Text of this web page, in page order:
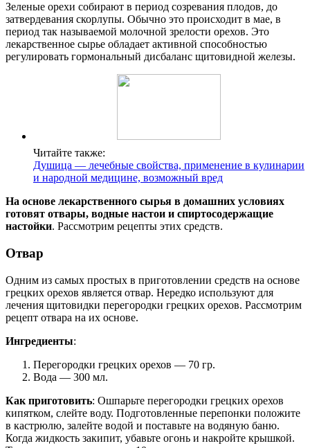
Зеленые орехи собирают в период созревания плодов, до
затвердевания скорлупы. Обычно это происходит в мае, в
период так называемой молочной зрелости орехов. Это
лекарственное сырье обладает активной способностью
регулировать гормональный дисбаланс щитовидной железы.
Читайте также:
Душица — лечебные свойства, применение в кулинарии
и народной медицине, возможный вред
На основе лекарственного сырья в домашних условиях
готовят отвары, водные настои и спиртосодержащие
настойки. Рассмотрим рецепты этих средств.
Отвар
Одним из самых простых в приготовлении средств на основе
грецких орехов является отвар. Нередко используют для
лечения щитовидки перегородки грецких орехов. Рассмотрим
рецепт отвара на их основе.
Ингредиенты:
Перегородки грецких орехов — 70 гр.
Вода — 300 мл.
Как приготовить: Ошпарьте перегородки грецких орехов
кипятком, слейте воду. Подготовленные перепонки положите
в кастрюлю, залейте водой и поставьте на водяную баню.
Когда жидкость закипит, убавьте огонь и накройте крышкой.